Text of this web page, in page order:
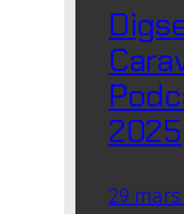
2025
29 mars